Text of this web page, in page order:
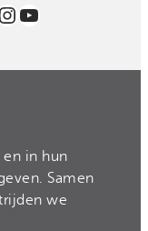
Instagram
YouTube
in hun
Samen
we